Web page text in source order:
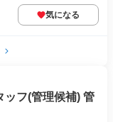
気になる
ッフ(管理候補) 管